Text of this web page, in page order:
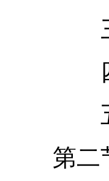
三、
四、
五、
第二节